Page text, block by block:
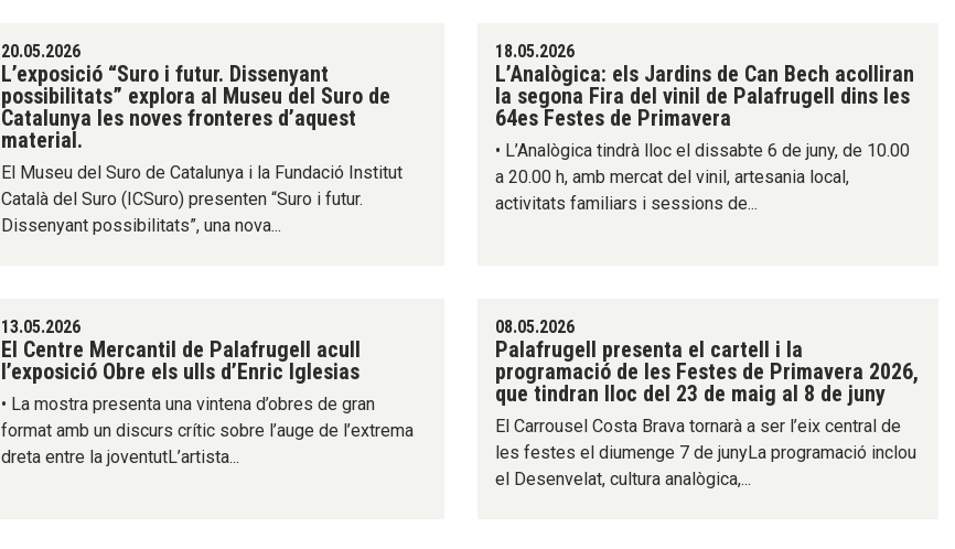
20.05.2026
L’exposició “Suro i futur. Dissenyant
possibilitats” explora al Museu del Suro de
Catalunya les noves fronteres d’aquest
material.
El Museu del Suro de Catalunya i la Fundació Institut
Català del Suro (ICSuro) presenten “Suro i futur.
Dissenyant possibilitats”, una nova...
18.05.2026
L’Analògica: els Jardins de Can Bech acolliran
la segona Fira del vinil de Palafrugell dins les
64es Festes de Primavera
• L’Analògica tindrà lloc el dissabte 6 de juny, de 10.00
a 20.00 h, amb mercat del vinil, artesania local,
activitats familiars i sessions de...
13.05.2026
El Centre Mercantil de Palafrugell acull
l’exposició Obre els ulls d’Enric Iglesias
• La mostra presenta una vintena d’obres de gran
format amb un discurs crític sobre l’auge de l’extrema
dreta entre la joventutL’artista...
08.05.2026
Palafrugell presenta el cartell i la
programació de les Festes de Primavera 2026,
que tindran lloc del 23 de maig al 8 de juny
El Carrousel Costa Brava tornarà a ser l’eix central de
les festes el diumenge 7 de junyLa programació inclou
el Desenvelat, cultura analògica,...